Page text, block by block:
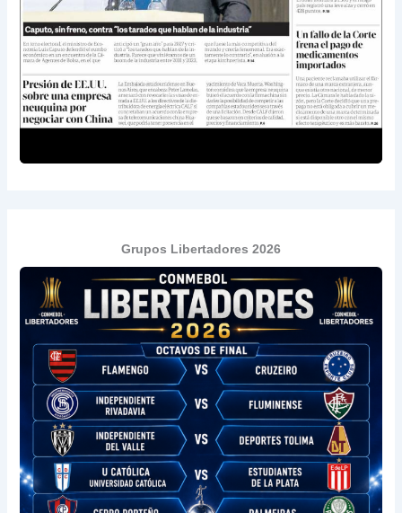
Grupos Libertadores 2026